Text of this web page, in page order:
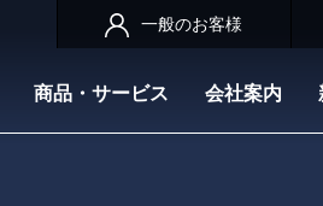
商品・サービス 会社案内
一般のお客様